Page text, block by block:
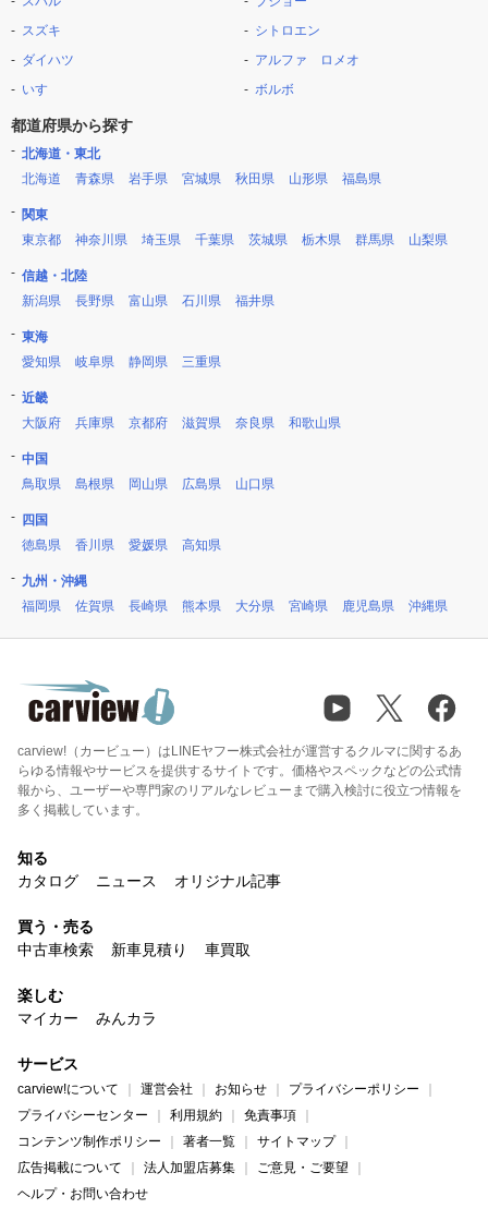
スズキ
ダイハツ
いすゞ
シトロエン
アルファ ロメオ
ボルボ
都道府県から探す
北海道・東北
北海道
青森県 岩手県 宮城県 秋田県 山形県 福島県
関東
東京都
神奈川県 埼玉県 千葉県 茨城県 栃木県 群馬県 山梨県
信越・北陸
新潟県
長野県 富山県 石川県 福井県
東海
愛知県
岐阜県 静岡県 三重県
近畿
大阪府
兵庫県 京都府 滋賀県 奈良県 和歌山県
中国
鳥取県
島根県 岡山県 広島県 山口県
四国
徳島県
香川県 愛媛県 高知県
九州・沖縄
福岡県
佐賀県 長崎県 熊本県 大分県 宮崎県 鹿児島県 沖縄県
carview!（カービュー）はLINEヤフー株式会社が運営するクルマに関するあ
らゆる情報やサービスを提供するサイトです。価格やスペックなどの公式情
報から、ユーザーや専門家のリアルなレビューまで購入検討に役立つ情報を
多く掲載しています。
知る
カタログ
ニュース オリジナル記事
買う・売る
中古車検索
新車見積り 車買取
楽しむ
マイカー
みんカラ
サービス
carview!について 運営会社 お知らせ
プライバシーポリシー
プライバシーセンター
利用規約
免責事項
コンテンツ制作ポリシー
著者一覧
サイトマップ
広告掲載について
法人加盟店募集
ご意見・ご要望
ヘルプ・お問い合わせ